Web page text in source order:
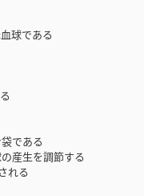
球である
である
産生を調節する
れる